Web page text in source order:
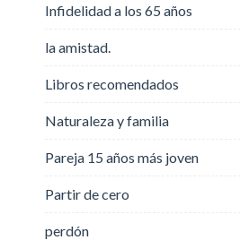
Infidelidad a los 65 años
la amistad.
Libros recomendados
Naturaleza y familia
Pareja 15 años más joven
Partir de cero
perdón